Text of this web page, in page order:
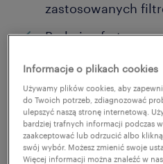
zastosowanych
Brakuje ofert
poszukiwań?
Zmień nazwę
kluczowe i
poprawnie.
Informacje o plikach cookies
Używamy plików cookies, aby
do Twoich potrzeb, zdiagnozować
ulepszyć naszą stronę internetową.
bardziej trafnych informacji podczas
zaakceptować lub odrzucić albo
swój wybór. Możesz zmienić swoje
Więcej informacji można znaleźć w